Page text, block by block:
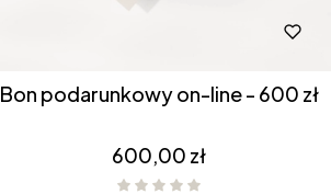
Bon podarunkowy on-line - 600 zł
Cena
600,00 zł